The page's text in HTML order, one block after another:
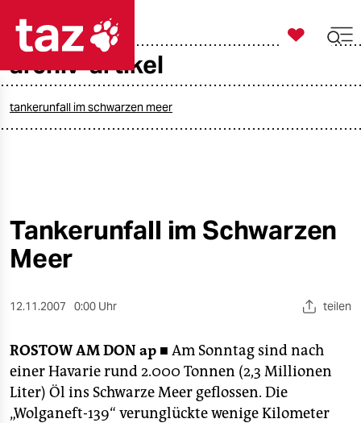
taz zahl ich
öko
gesellschaft
berlin
nord

taz zahl ich
archiv-artikel
tankerunfall im schwarzen meer
Tankerunfall im Schwarzen
Meer
12.11.2007 0:00 Uhr teilen
ROSTOW AM DON ap ■ Am Sonntag sind nach
einer Havarie rund 2.000 Tonnen (2,3 Millionen
Liter) Öl ins Schwarze Meer geflossen. Die
„Wolganeft-139“ verunglückte wenige Kilometer